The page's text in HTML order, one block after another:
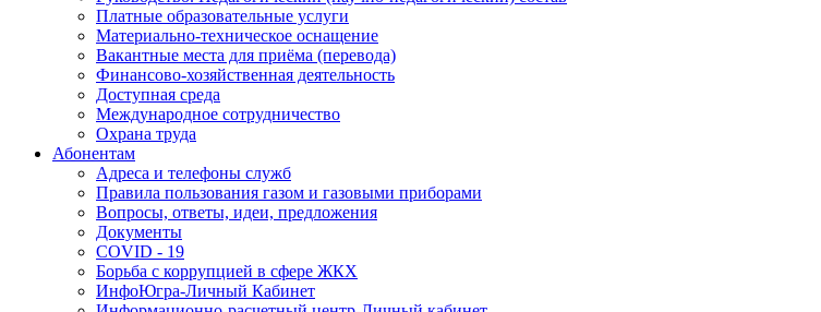
Платные образовательные услуги
Материально-техническое оснащение
Вакантные места для приёма (перевода)
Финансово-хозяйственная деятельность
Доступная среда
Международное сотрудничество
Охрана труда
Абонентам
Адреса и телефоны служб
Правила пользования газом и газовыми приборами
Вопросы, ответы, идеи, предложения
Документы
COVID - 19
Борьба с коррупцией в сфере ЖКХ
ИнфоЮгра-Личный Кабинет